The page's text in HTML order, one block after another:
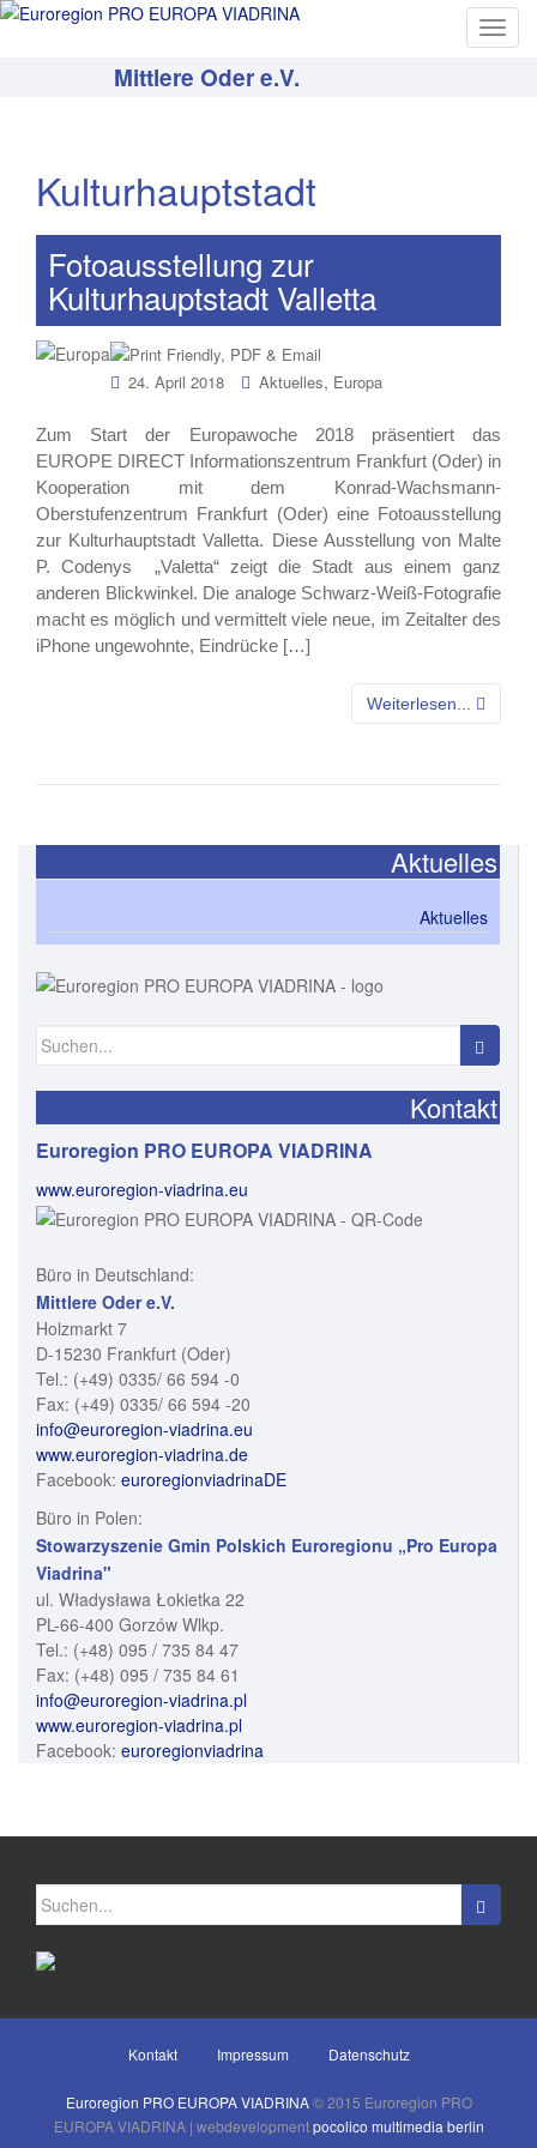
T
n
Mittlere Oder e.V.
Kulturhauptstadt
Fotoausstellung zur
Kulturhauptstadt Valletta
24. April 2018 Aktuelles, Europa
Zum Start der Europawoche 2018 präsentiert das
EUROPE DIRECT Informationszentrum Frankfurt (Oder) in
Kooperation mit dem Konrad-Wachsmann-
Oberstufenzentrum Frankfurt (Oder) eine Fotoausstellung
zur Kulturhauptstadt Valletta. Diese Ausstellung von Malte
P. Codenys „Valetta“ zeigt die Stadt aus einem ganz
anderen Blickwinkel. Die analoge Schwarz-Weiß-Fotografie
macht es möglich und vermittelt viele neue, im Zeitalter des
iPhone ungewohnte, Eindrücke […]
Weiterlesen...
Aktuelles
Aktuelles
Suchen
Kontakt
Euroregion PRO EUROPA VIADRINA
www.euroregion-viadrina.eu
Büro in Deutschland:
Mittlere Oder e.V.
Holzmarkt 7
D-15230 Frankfurt (Oder)
Tel.: (+49) 0335/ 66 594 -0
Fax: (+49) 0335/ 66 594 -20
info@euroregion-viadrina.eu
www.euroregion-viadrina.de
Facebook: euroregionviadrinaDE
Büro in Polen:
Stowarzyszenie Gmin Polskich Euroregionu „Pro Europa
Viadrina"
ul. Władysława Łokietka 22
PL-66-400 Gorzów Wlkp.
Tel.: (+48) 095 / 735 84 47
Fax: (+48) 095 / 735 84 61
info@euroregion-viadrina.pl
www.euroregion-viadrina.pl
Facebook: euroregionviadrina
Suchen
nach:
Kontakt Impressum Datenschutz
Euroregion PRO EUROPA VIADRINA© 2015 Euroregion PRO
EUROPA VIADRINA | webdevelopmentpocolico multimedia berlin